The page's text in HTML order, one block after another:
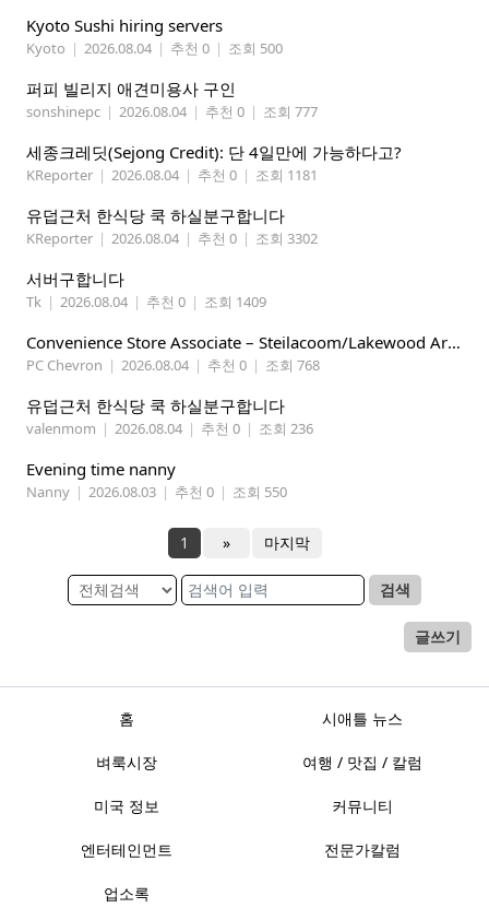
Kyoto Sushi hiring servers
Kyoto | 2026.08.04 | 추천 0 | 조회 500
퍼피 빌리지 애견미용사 구인
sonshinepc | 2026.08.04 | 추천 0 | 조회 777
세종크레딧(Sejong Credit): 단 4일만에 가능하다고?
KReporter | 2026.08.04 | 추천 0 | 조회 1181
유덥근처 한식당 쿡 하실분구합니다
KReporter | 2026.08.04 | 추천 0 | 조회 3302
서버구합니다
Tk | 2026.08.04 | 추천 0 | 조회 1409
Convenience Store Associate – Steilacoom/Lakewood Area, $19 -$21/hr
PC Chevron | 2026.08.04 | 추천 0 | 조회 768
유덥근처 한식당 쿡 하실분구합니다
valenmom | 2026.08.04 | 추천 0 | 조회 236
Evening time nanny
Nanny | 2026.08.03 | 추천 0 | 조회 550
1 » 마지막
검색
글쓰기
홈 시애틀 뉴스
벼룩시장 여행 / 맛집 / 칼럼
미국 정보 커뮤니티
엔터테인먼트 전문가칼럼
업소록